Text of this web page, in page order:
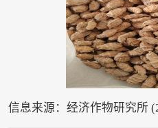
信息来源：经济作物研究所